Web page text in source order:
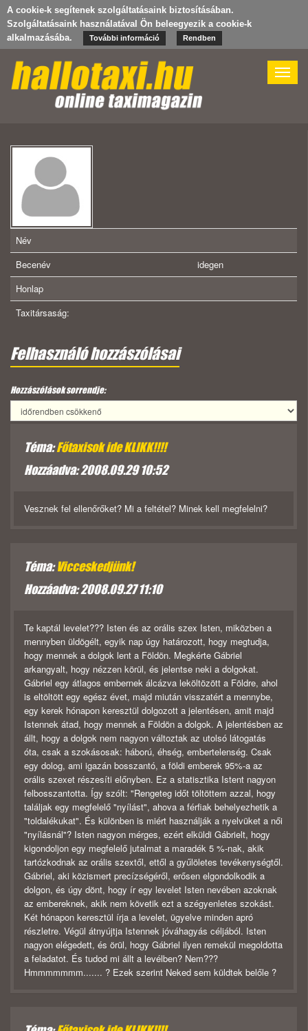
A cookie-k segítenek szolgáltatásaink biztosításában.
Szolgáltatásaink használatával Ön beleegyezik a cookie-k
alkalmazásába.
További információ Rendben
Toggle
Név
Becenév
idegen
Honlap
Taxitársaság:
Felhasználó hozzászólásai
Hozzászólások sorrendje:
Téma:Főtaxisok ide KLIKK!!!!
Hozzáadva: 2008.09.29 10:52
Vesznek fel ellenőrőket? Mi a feltétel? Minek kell megfelelni?
Téma:Vicceskedjünk!
Hozzáadva: 2008.09.27 11:10
Te kaptál levelet??? Isten és az orális szex Isten, miközben a
mennyben üldögélt, egyik nap úgy határozott, hogy megtudja,
hogy mennek a dolgok lent a Földön. Megkérte Gábriel
arkangyalt, hogy nézzen körül, és jelentse neki a dolgokat.
Gábriel egy átlagos embernek álcázva leköltözött a Földre, ahol
is eltöltött egy egész évet, majd miután visszatért a mennybe,
egy kerek hónapon keresztül dolgozott a jelentésen, amit majd
Istennek átad, hogy mennek a Földön a dolgok. A jelentésben az
állt, hogy a dolgok nem nagyon változtak az utolsó látogatás
óta, csak a szokásosak: háború, éhség, embertelenség. Csak
egy dolog, ami igazán bosszantó, a földi emberek 95%-a az
orális szexet részesíti előnyben. Ez a statisztika Istent nagyon
felbosszantotta. Így szólt: "Rengeteg időt töltöttem azzal, hogy
találjak egy megfelelő "nyílást", ahova a férfiak behelyezhetik a
"toldalékukat". És különben is miért használják a nyelvüket a női
"nyílásnál"? Isten nagyon mérges, ezért elküldi Gábrielt, hogy
kigondoljon egy megfelelő jutalmat a maradék 5 %-nak, akik
tartózkodnak az orális szextől, ettől a gyűlöletes tevékenységtől.
Gábriel, aki közismert precízségéről, erősen elgondolkodik a
dolgon, és úgy dönt, hogy ír egy levelet Isten nevében azoknak
az embereknek, akik nem követik ezt a szégyenletes szokást.
Két hónapon keresztül írja a levelet, ügyelve minden apró
részletre. Végül átnyújtja Istennek jóváhagyás céljából. Isten
nagyon elégedett, és örül, hogy Gábriel ilyen remekül megoldotta
a feladatot. És tudod mi állt a levélben? Nem???
Hmmmmmmm....... ? Ezek szerint Neked sem küldtek belőle ?